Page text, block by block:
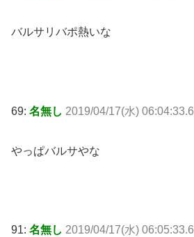
バルサリバポ熱いな
69: 名無し 2019/04/17(水)
やっぱバルサやな
91: 名無し 2019/04/17(水)